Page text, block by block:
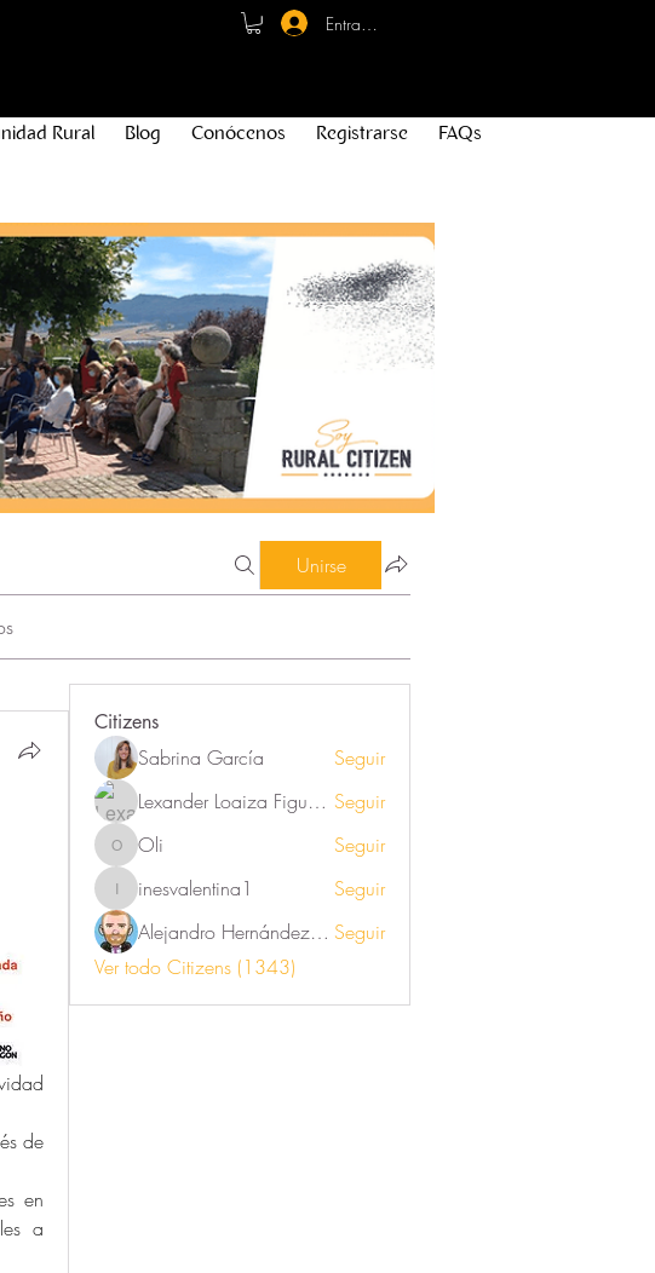
Entrar - Registro
Rural Blog Conócenos Registrarse FAQs
Unirse
de
en
a
Citizens
Sabrina García
Seguir
Lexander Loaiza Figueroa Seguir
Oli Oli Seguir
inesvalentina1
inesvalentina1
Seguir
Alejandro Hernández Renner Seguir
Ver todo Citizens (1343)